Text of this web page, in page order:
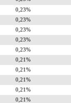
0,23%
0,23%
0,23%
0,23%
0,23%
0,21%
0,21%
0,21%
0,21%
0,21%